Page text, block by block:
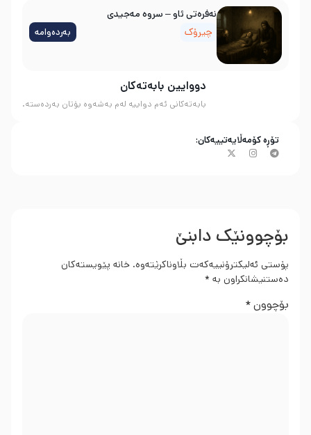
دووایین بابەتەکان
بابەتەکانی ئەم دواییە لەم بەشەوە بۆتان بەردەستە.
نه‌فره‌تی ئاو – سروه‌ مه‌جیدی
چیرۆک
بەردەوامە
تۆڕە کۆمەڵایەتییەکان:
بۆچوونێک دابنێ
پۆستی ئەلیکترۆنییەکەت بڵاوناکرێتەوە. خانە پێویستەکان
دەستنیشانکراون بە *
بۆچوون*